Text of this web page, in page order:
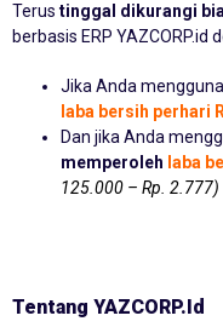
Terus tinggal dikurangi
berbasis ERP YAZCORP.id
Jika Anda
laba bersih perhari
Dan jika Anda
memperoleh laba
125.000 – Rp. 2.777)
Tentang YAZCORP.id